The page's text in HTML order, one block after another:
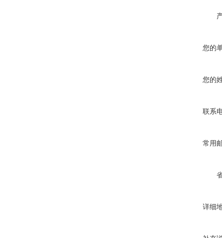
您的
您的
联系
常用
详细